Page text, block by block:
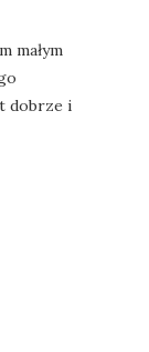
małym
dobrze i